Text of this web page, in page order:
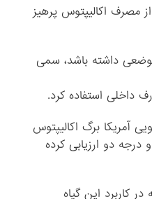
مصرف اکالیپتوس پرهیز
داشته باشد، سمی
داخلی استفاده کرد.
آمریکا برگ اکالیپتوس
دو ارزیابی کرده
در کاربرد این گیاه